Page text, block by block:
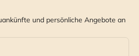
und persönliche Angebote an